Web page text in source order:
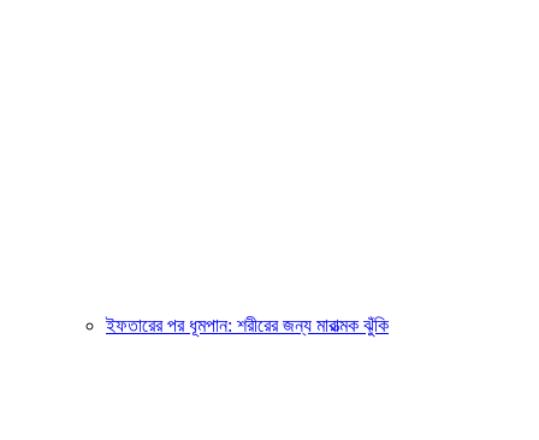
ইফতারের পর ধূমপান: শরীরের জন্য মারাত্মক ঝুঁকি